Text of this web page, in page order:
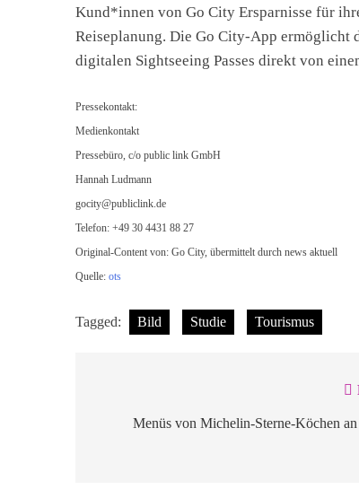
Kund*innen von Go City Ersparnisse für
Reiseplanung. Die Go City-App ermöglicht
digitalen Sightseeing Passes direkt von
Pressekontakt:
Medienkontakt
Pressebüro, c/o public link GmbH
Hannah Ludmann
gocity@publiclink.de
Telefon: +49 30 4431 88 27
Original-Content von: Go City, übermittelt durch news aktuell
Quelle: ots
Tagged: Bild Studie Tourismus
Menüs von Michelin-Sterne-Köchen